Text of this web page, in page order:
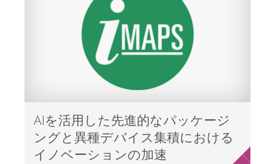
AIを活用した先進的なパッケージ
ングと異種デバイス集積における
イノベーションの加速